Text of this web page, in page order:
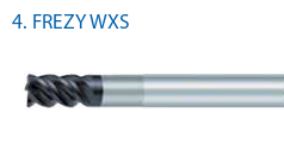
4. FREZY WXS